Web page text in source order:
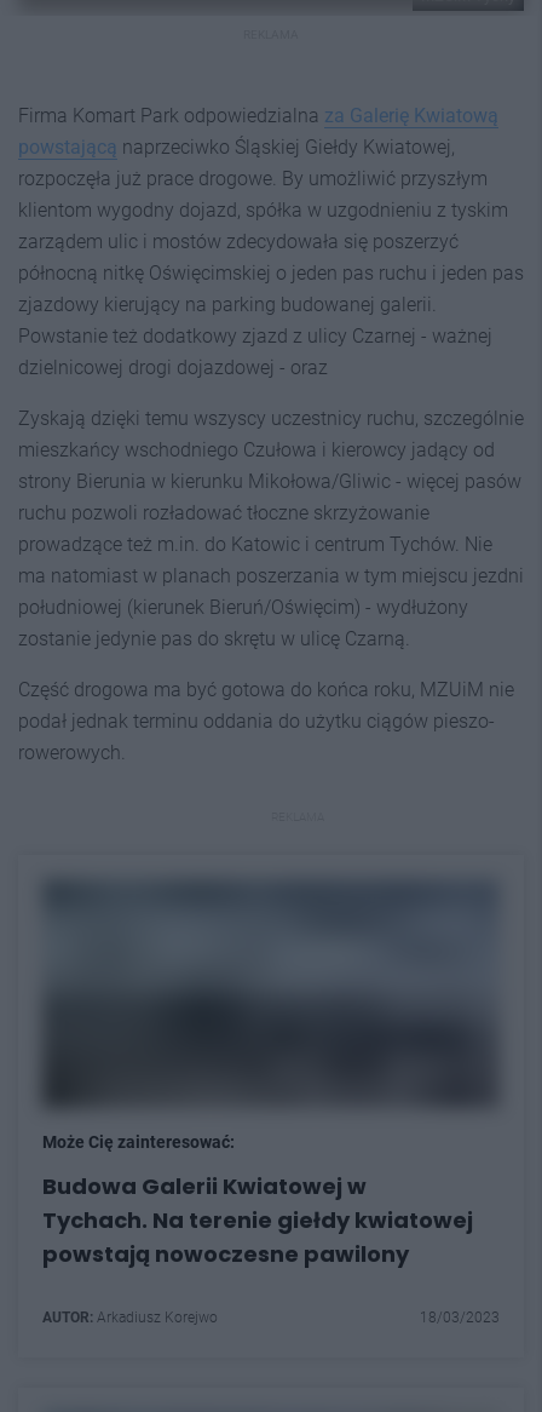
Firma Komart Park odpowiedzialna za Galerię Kwiatową
powstającą naprzeciwko Śląskiej Giełdy Kwiatowej,
rozpoczęła już prace drogowe. By umożliwić przyszłym
klientom wygodny dojazd, spółka w uzgodnieniu z tyskim
zarządem ulic i mostów zdecydowała się poszerzyć
północną nitkę Oświęcimskiej o jeden pas ruchu i jeden pas
zjazdowy kierujący na parking budowanej galerii.
Powstanie też dodatkowy zjazd z ulicy Czarnej - ważnej
dzielnicowej drogi dojazdowej - oraz
Zyskają dzięki temu wszyscy uczestnicy ruchu, szczególnie
mieszkańcy wschodniego Czułowa i kierowcy jadący od
strony Bierunia w kierunku Mikołowa/Gliwic - więcej pasów
ruchu pozwoli rozładować tłoczne skrzyżowanie
prowadzące też m.in. do Katowic i centrum Tychów. Nie
ma natomiast w planach poszerzania w tym miejscu jezdni
południowej (kierunek Bieruń/Oświęcim) - wydłużony
zostanie jedynie pas do skrętu w ulicę Czarną.
Część drogowa ma być gotowa do końca roku, MZUiM nie
podał jednak terminu oddania do użytku ciągów pieszo-
rowerowych.
Może Cię zainteresować:
Budowa Galerii Kwiatowej w
Tychach. Na terenie giełdy kwiatowej
powstają nowoczesne pawilony
AUTOR: Arkadiusz Korejwo 18/03/2023